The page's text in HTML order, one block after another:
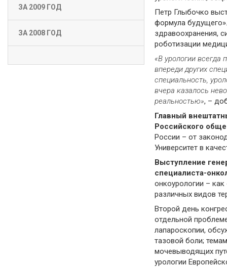
ЗА 2009 ГОД
ЗА 2008 ГОД
Петр Глыбочко
формула
здравоохранения,
роботизации
«В урологии
впереди других
специальность,
вчера казалось
реальностью», –
Главный
Российского
России – от
Университет в
Выступление
специалиста-
онкоурологии –
различных видов
Второй день
отдельной
лапароскопии,
тазовой боли;
мочевыводящих
урологии